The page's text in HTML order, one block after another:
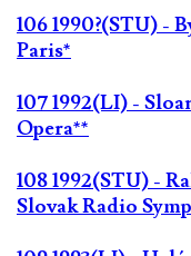
106 1990?(STU) -
Paris*
107 1992(LI) -
Opera**
108 1992(STU) -
Slovak Radio